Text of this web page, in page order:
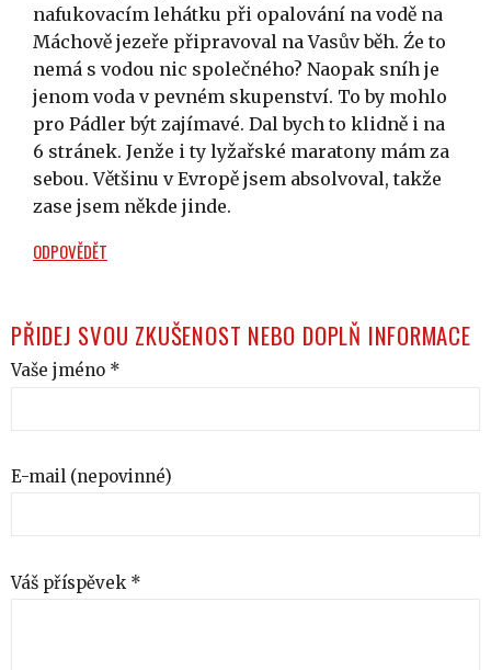
nafukovacím lehátku při opalování na vodě na
Máchově jezeře připravoval na Vasův běh. Źe to
nemá s vodou nic společného? Naopak sníh je
jenom voda v pevném skupenství. To by mohlo
pro Pádler být zajímavé. Dal bych to klidně i na
6 stránek. Jenže i ty lyžařské maratony mám za
sebou. Většinu v Evropě jsem absolvoval, takže
zase jsem někde jinde.
ODPOVĚDĚT
PŘIDEJ SVOU ZKUŠENOST NEBO DOPLŇ INFORMACE
Vaše jméno *
E-mail (nepovinné)
Váš příspěvek *